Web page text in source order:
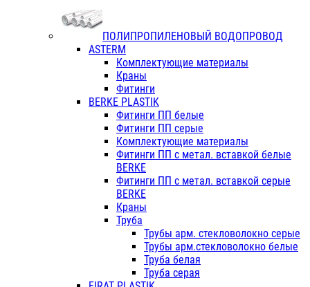
ПОЛИПРОПИЛЕНОВЫЙ ВОДОПРОВОД
ASTERM
Комплектующие материалы
Краны
Фитинги
BERKE PLASTIK
Фитинги ПП белые
Фитинги ПП серые
Комплектующие материалы
Фитинги ПП с метал. вставкой белые
BERKE
Фитинги ПП с метал. вставкой серые
BERKE
Краны
Труба
Трубы арм. стекловолокно серые
Трубы арм.стекловолокно белые
Труба белая
Труба серая